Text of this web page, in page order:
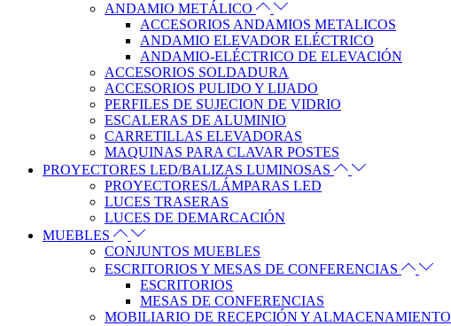
ANDAMIO METÁLICO
ACCESORIOS ANDAMIOS METALICOS
ANDAMIO ELEVADOR ELÉCTRICO
ANDAMIO-ELÉCTRICO DE ELEVACIÓN
ACCESORIOS SOLDADURA
ACCESORIOS PULIDO Y LIJADO
PERFILES DE SUJECION DE VIDRIO
ESCALERAS DE ALUMINIO
CARRETILLAS ELEVADORAS
MAQUINAS PARA CLAVAR POSTES
PROYECTORES LED/BALIZAS LUMINOSAS
PROYECTORES/LÁMPARAS LED
LUCES TRASERAS
LUCES DE DEMARCACIÓN
MUEBLES
CONJUNTOS MUEBLES
ESCRITORIOS Y MESAS DE CONFERENCIAS
ESCRITORIOS
MESAS DE CONFERENCIAS
MOBILIARIO DE RECEPCIÓN Y ALMACENAMIENTO